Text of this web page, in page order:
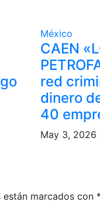
México
CAEN
red
dinero
40
May 3, 2026
marcados con *